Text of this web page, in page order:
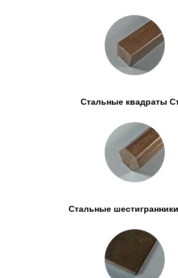
Стальные квадраты
Стальные